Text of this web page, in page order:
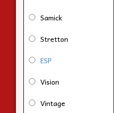
Samick
Stretton
ESP
Vision
Vintage